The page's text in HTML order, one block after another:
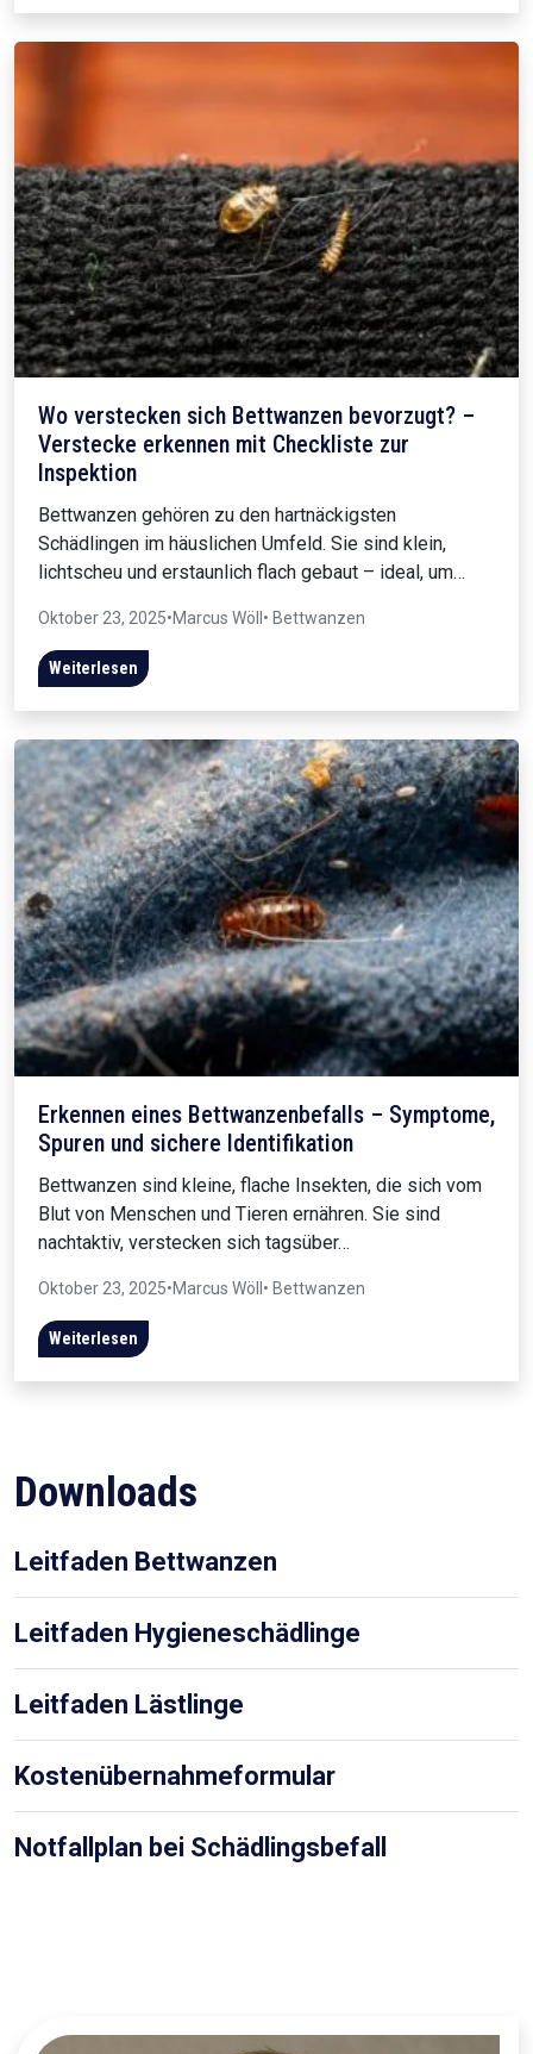
Wo verstecken sich Bettwanzen bevorzugt? –
Verstecke erkennen mit Checkliste zur
Inspektion
Bettwanzen gehören zu den hartnäckigsten
Schädlingen im häuslichen Umfeld. Sie sind klein,
lichtscheu und erstaunlich flach gebaut – ideal, um…
Oktober 23, 2025•Marcus Wöll • Bettwanzen
Weiterlesen
Erkennen eines Bettwanzenbefalls – Symptome,
Spuren und sichere Identifikation
Bettwanzen sind kleine, flache Insekten, die sich vom
Blut von Menschen und Tieren ernähren. Sie sind
nachtaktiv, verstecken sich tagsüber…
Oktober 23, 2025•Marcus Wöll • Bettwanzen
Weiterlesen
Downloads
Leitfaden Bettwanzen
Leitfaden Hygieneschädlinge
Leitfaden Lästlinge
Kostenübernahmeformular
Notfallplan bei Schädlingsbefall